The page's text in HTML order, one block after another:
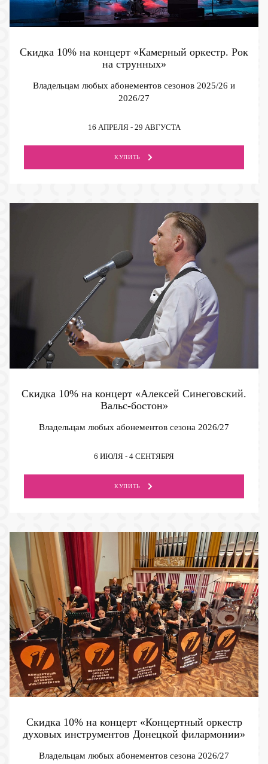
Скидка 10% на концерт «Камерный оркестр. Рок
на струнных»
Владельцам любых абонементов сезонов 2025/26 и
2026/27
16 АПРЕЛЯ - 29 АВГУСТА
КУПИТЬ
Скидка 10% на концерт «Алексей Синеговский.
Вальс-бостон»
Владельцам любых абонементов сезона 2026/27
6 ИЮЛЯ - 4 СЕНТЯБРЯ
КУПИТЬ
Скидка 10% на концерт «Концертный оркестр
духовых инструментов Донецкой филармонии»
Владельцам любых абонементов сезона 2026/27